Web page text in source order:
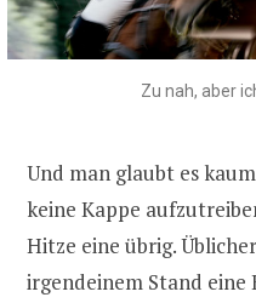
Zu nah, aber
Und man glaubt es
keine Kappe
Hitze eine übrig.
irgendeinem Stand eine